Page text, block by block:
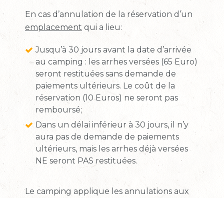
En cas d’annulation de la réservation d’un
emplacement qui a lieu:
Jusqu’à 30 jours avant la date d’arrivée
au camping : les arrhes versées (65 Euro)
seront restituées sans demande de
paiements ultérieurs. Le coût de la
réservation (10 Euros) ne seront pas
remboursé;
Dans un délai inférieur à 30 jours, il n’y
aura pas de demande de paiements
ultérieurs, mais les arrhes déjà versées
NE seront PAS restituées.
Le camping applique les annulations aux